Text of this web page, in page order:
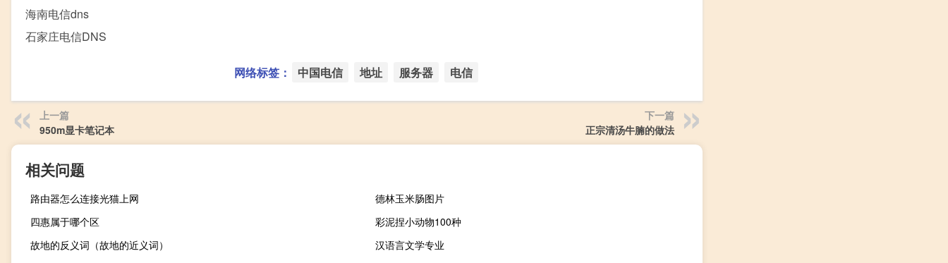
海南电信dns
石家庄电信DNS
网络标签： 中国电信 地址 服务器 电信
上一篇
950m显卡笔记本
下一篇
正宗清汤牛腩的做法
相关问题
路由器怎么连接光猫上网
德林玉米肠图片
四惠属于哪个区
彩泥捏小动物100种
故地的反义词（故地的近义词）
汉语言文学专业